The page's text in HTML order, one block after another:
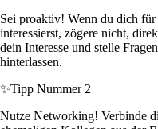
Sei proaktiv! Wenn du dich für
interessierst, zögere nicht,
dein Interesse und stelle
hinterlassen.
✨Tipp Nummer 2
Nutze Networking! Verbinde